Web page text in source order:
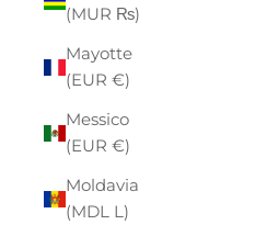
(MUR ₨)
Mayotte
(EUR €)
Messico
(EUR €)
Moldavia
(MDL L)